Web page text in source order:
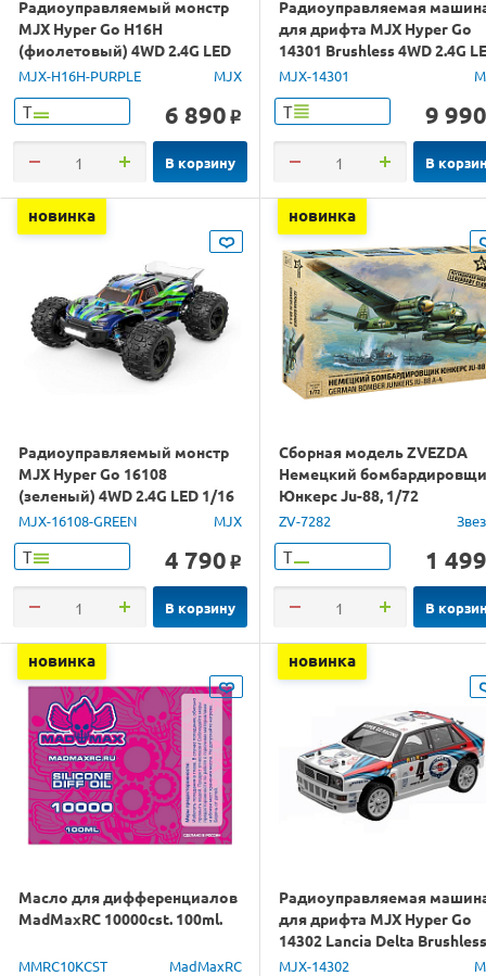
Радиоуправляемый монстр
MJX Hyper Go H16H
(фиолетовый) 4WD 2.4G LED
GPS 1/16 RTR
MJX-H16H-PURPLE MJX
Т 6 890 o
В корзину
Радиоуправляемая
для дрифта MJX Hyper Go
14301 Brushless 4WD 2.4G
1/14 RTR
MJX-14301
Т 9 990
В
новинка
Радиоуправляемый монстр
MJX Hyper Go 16108
(зеленый) 4WD 2.4G LED 1/16
RTR
MJX-16108-GREEN MJX
Т 4 790 o
В корзину
новинка
Сборная модель ZVEZDA
Немецкий
Юнкерс Ju-88, 1/72
ZV-7282
Т 1 499
В
новинка
Масло для дифференциалов
MadMaxRC 10000cst. 100ml.
MMRC10KCST MadMaxRC
новинка
Радиоуправляемая
для дрифта MJX Hyper Go
14302 Lancia Delta Brushless
4WD 2.4G LED 1/14 RTR
MJX-14302